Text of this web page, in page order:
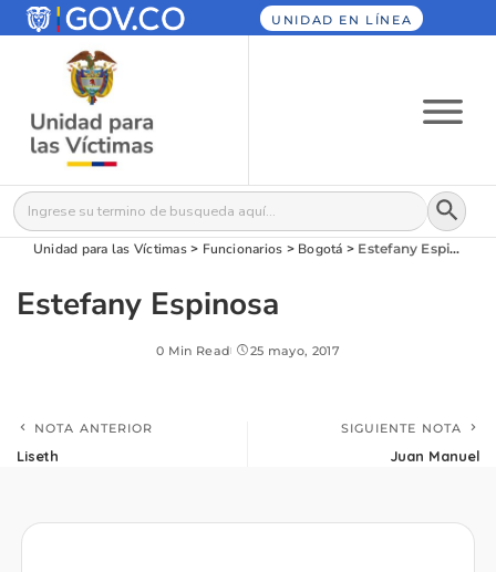
UNIDAD EN LÍNEA
Buscar: Botón
Unidad para las Víctimas> Funcionarios > Bogotá > Estefany Espinosa
Estefany Espinosa
0 Min Read 25 mayo, 2017
NOTA ANTERIOR
Liseth
SIGUIENTE NOTA
Juan Manuel